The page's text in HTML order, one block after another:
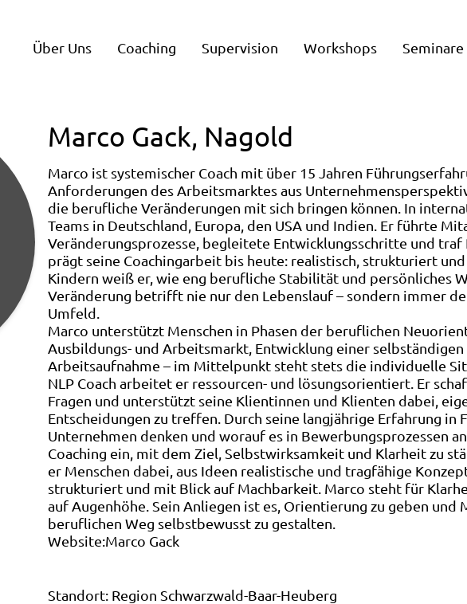
Über Uns Coaching Supervision Workshops Seminare
Marco Gack, Nagold
Marco ist systemischer Coach mit über 15 Jahren
Anforderungen des Arbeitsmarktes aus
die berufliche Veränderungen mit sich bringen können. In
Teams in Deutschland, Europa, den USA und Indien. Er führte
Veränderungsprozesse, begleitete Entwicklungsschritte und traf
prägt seine Coachingarbeit bis heute: realistisch, strukturiert
Kindern weiß er, wie eng berufliche Stabilität und persönliches
Veränderung betrifft nie nur den Lebenslauf – sondern immer
Umfeld.
Marco unterstützt Menschen in Phasen der beruflichen
Ausbildungs- und Arbeitsmarkt, Entwicklung einer
Arbeitsaufnahme – im Mittelpunkt steht stets die individuelle
NLP Coach arbeitet er ressourcen- und lösungsorientiert. Er
Fragen und unterstützt seine Klientinnen und Klienten dabei,
Entscheidungen zu treffen. Durch seine langjährige Erfahrung in
Unternehmen denken und worauf es in Bewerbungsprozessen
Coaching ein, mit dem Ziel, Selbstwirksamkeit und Klarheit zu
er Menschen dabei, aus Ideen realistische und tragfähige
strukturiert und mit Blick auf Machbarkeit. Marco steht für
auf Augenhöhe. Sein Anliegen ist es, Orientierung zu geben und
beruflichen Weg selbstbewusst zu gestalten.
Website:Marco Gack
Standort: Region Schwarzwald-Baar-Heuberg